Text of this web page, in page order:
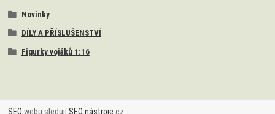
Novinky
DÍLY A PŘÍSLUŠENSTVÍ
Figurky vojáků 1:16
SEO webu sledujíSEO nástroje .cz